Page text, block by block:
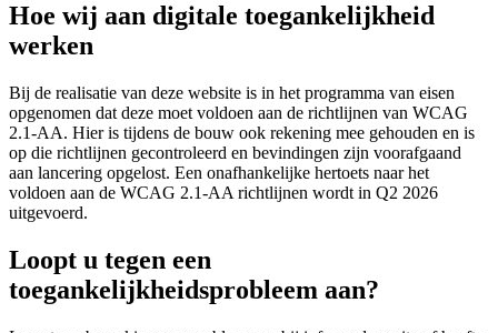
Hoe wij aan digitale toegankelijkheid
werken
Bij de realisatie van deze website is in het programma van eisen
opgenomen dat deze moet voldoen aan de richtlijnen van WCAG
2.1-AA. Hier is tijdens de bouw ook rekening mee gehouden en is
op die richtlijnen gecontroleerd en bevindingen zijn voorafgaand
aan lancering opgelost. Een onafhankelijke hertoets naar het
voldoen aan de WCAG 2.1-AA richtlijnen wordt in Q2 2026
uitgevoerd.
Loopt u tegen een
toegankelijkheidsprobleem aan?